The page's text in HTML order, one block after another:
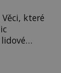
které
lidí
Je